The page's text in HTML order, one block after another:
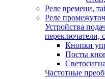
Реле времени,
Реле
Устройства
переключатели,
Кнопки
Посты
Частотные